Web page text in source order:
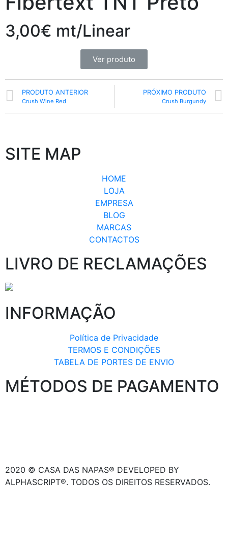
3,00€ mt/Linear
Ver produto
PRODUTO ANTERIOR
Crush Wine Red
PRÓXIMO PRODUTO
Crush Burgundy
SITE MAP
HOME
LOJA
EMPRESA
BLOG
MARCAS
CONTACTOS
LIVRO DE RECLAMAÇÕES
INFORMAÇÃO
Política de Privacidade
TERMOS E CONDIÇÕES
TABELA DE PORTES DE ENVIO
MÉTODOS DE PAGAMENTO
2020 © CASA DAS NAPAS® DEVELOPED BY
ALPHASCRIPT®. TODOS OS DIREITOS RESERVADOS.